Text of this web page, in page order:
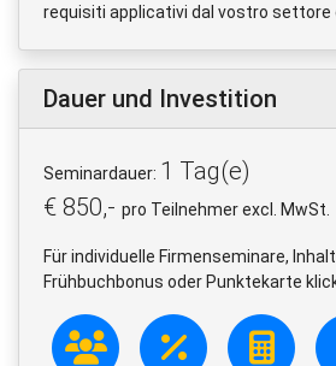
requisiti applicativi dal vostro settore
Dauer und Investition
Seminardauer: 1 Tag(e)
€ 850,- pro Teilnehmer excl. MwSt.
Für individuelle Firmenseminare,
Frühbuchbonus oder Punktekarte